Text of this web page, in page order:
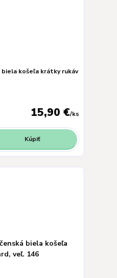
košeľa krátky rukáv
15,90 €/ks
Kúpiť